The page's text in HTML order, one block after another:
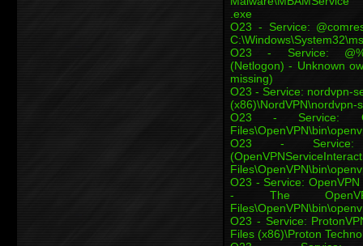
.exe
O23 - Service:
O23 - Service:
(Netlogon) - Unknown
missing)
O23 - Service: nordvpn-
(x86)\NordVPN\nordvpn-
O23 - Service:
O23 - Service:
O23 - Service:
- The
O23 - Service:
Files (x86)\Proton